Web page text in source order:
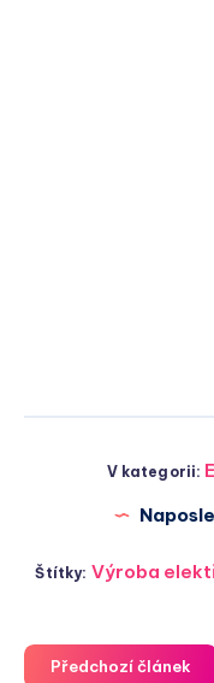
V kategorii:
Štítky: Výroba
Předchozí článek